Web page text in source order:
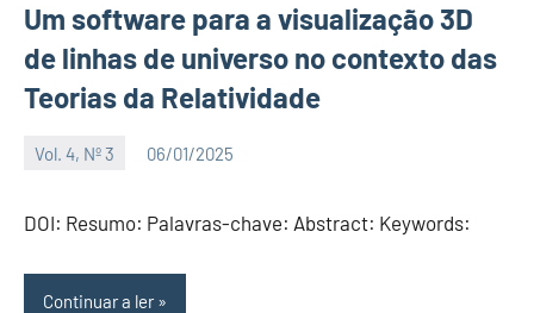
Um software para a visualização 3D
de linhas de universo no contexto das
Teorias da Relatividade
Vol. 4, Nº 3 06/01/2025
DOI: Resumo: Palavras-chave: Abstract: Keywords:
Continuar a ler